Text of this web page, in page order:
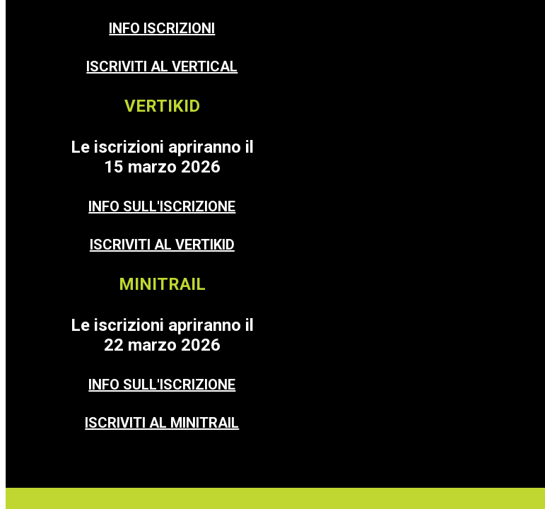
INFO ISCRIZIONI
ISCRIVITI AL VERTICAL
VERTIKID
Le iscrizioni apriranno il
15 marzo 2026
INFO SULL'ISCRIZIONE
ISCRIVITI AL VERTIKID
MINITRAIL
Le iscrizioni apriranno il
22 marzo 2026
INFO SULL'ISCRIZIONE
ISCRIVITI AL MINITRAIL